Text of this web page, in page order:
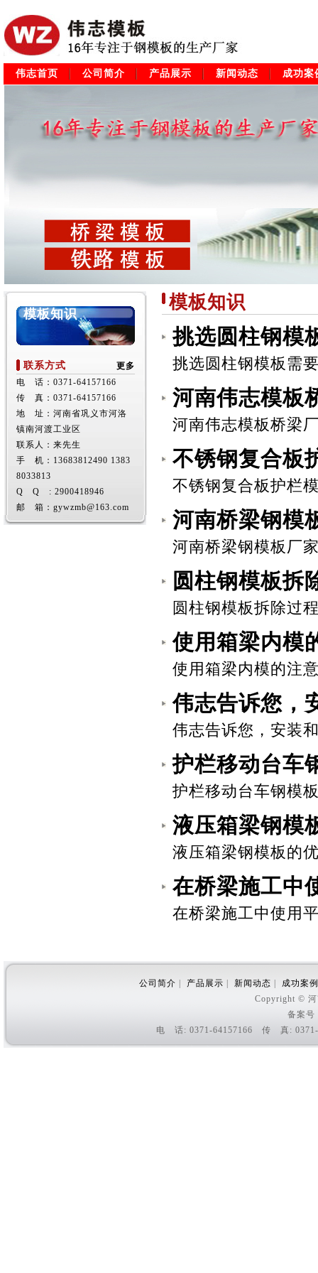
伟志首页 公司简介 产品展示 新闻动态 成功案
模板知识
更多
联系方式
电 话：0371-64157166
传 真：0371-64157166
地 址：河南省巩义市河洛
镇南河渡工业区
联系人：来先生
手 机：13683812490 1383
8033813
Q Q : 2900418946
邮 箱：gywzmb@163.com
模板知识
挑选圆柱钢模
挑选圆柱钢模板需
河南伟志模板
河南伟志模板桥梁
不锈钢复合板
不锈钢复合板护栏
河南桥梁钢模
河南桥梁钢模板厂
圆柱钢模板拆
圆柱钢模板拆除过
使用箱梁内模
使用箱梁内模的注
伟志告诉您，
伟志告诉您，安装
护栏移动台车
护栏移动台车钢模
液压箱梁钢模
液压箱梁钢模板的
在桥梁施工中
在桥梁施工中使用
公司简介 产品展示 新闻动态
成功案例
Copyright © 河
备案号
电 话: 0371-64157166 传 真: 0371-